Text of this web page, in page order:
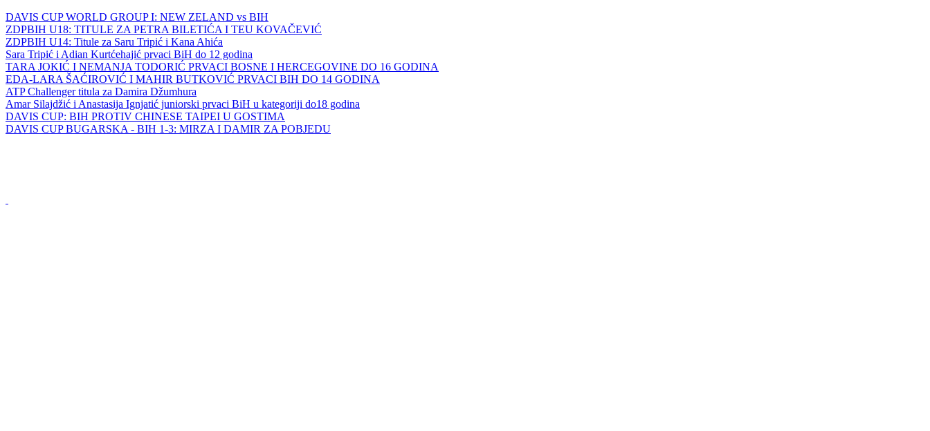
DAVIS CUP WORLD GROUP I: NEW ZELAND vs BIH
ZDPBIH U18: TITULE ZA PETRA BILETIĆA I TEU KOVAČEVIĆ
ZDPBIH U14: Titule za Saru Tripić i Kana Ahića
Sara Tripić i Adian Kurtćehajić prvaci BiH do 12 godina
TARA JOKIĆ I NEMANJA TODORIĆ PRVACI BOSNE I HERCEGOVINE DO 16 GODINA
EDA-LARA ŠAĆIROVIĆ I MAHIR BUTKOVIĆ PRVACI BIH DO 14 GODINA
ATP Challenger titula za Damira Džumhura
Amar Silajdžić i Anastasija Ignjatić juniorski prvaci BiH u kategoriji do18 godina
DAVIS CUP: BIH PROTIV CHINESE TAIPEI U GOSTIMA
DAVIS CUP BUGARSKA - BIH 1-3: MIRZA I DAMIR ZA POBJEDU